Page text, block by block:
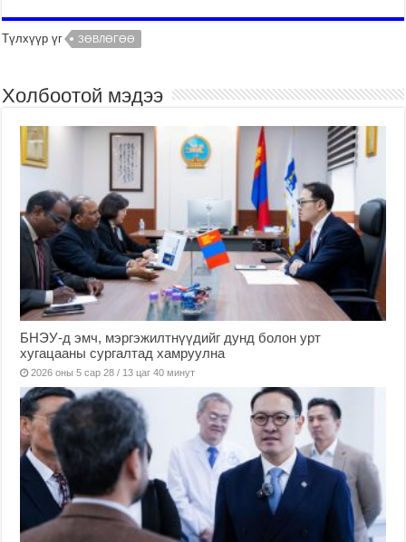
Түлхүүр үг ЗӨВЛӨГӨӨ
Холбоотой мэдээ
БНЭУ-д эмч, мэргэжилтнүүдийг дунд болон урт
хугацааны сургалтад хамруулна
2026 оны 5 сар 28 / 13 цаг 40 минут